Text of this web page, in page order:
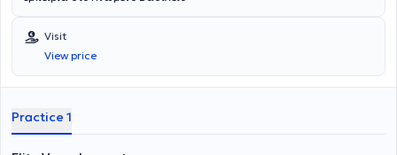
Visit
View price
Practice 1